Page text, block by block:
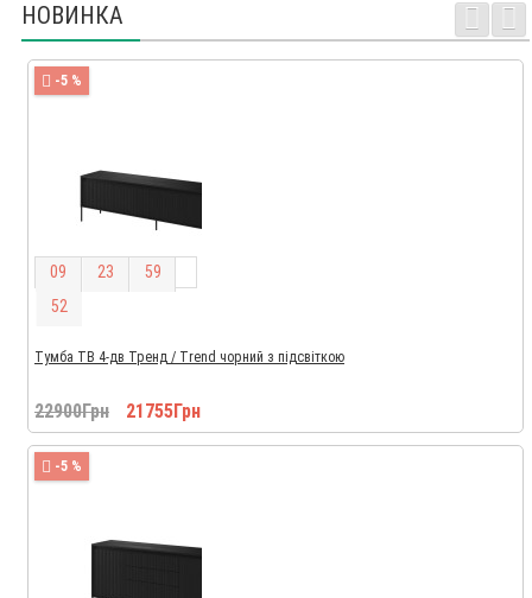
НОВИНКА
-5 %
09 23 59
51
Тумба ТВ 4-дв Тренд / Trend чорний з підсвіткою
22900Грн 21755Грн
-5 %